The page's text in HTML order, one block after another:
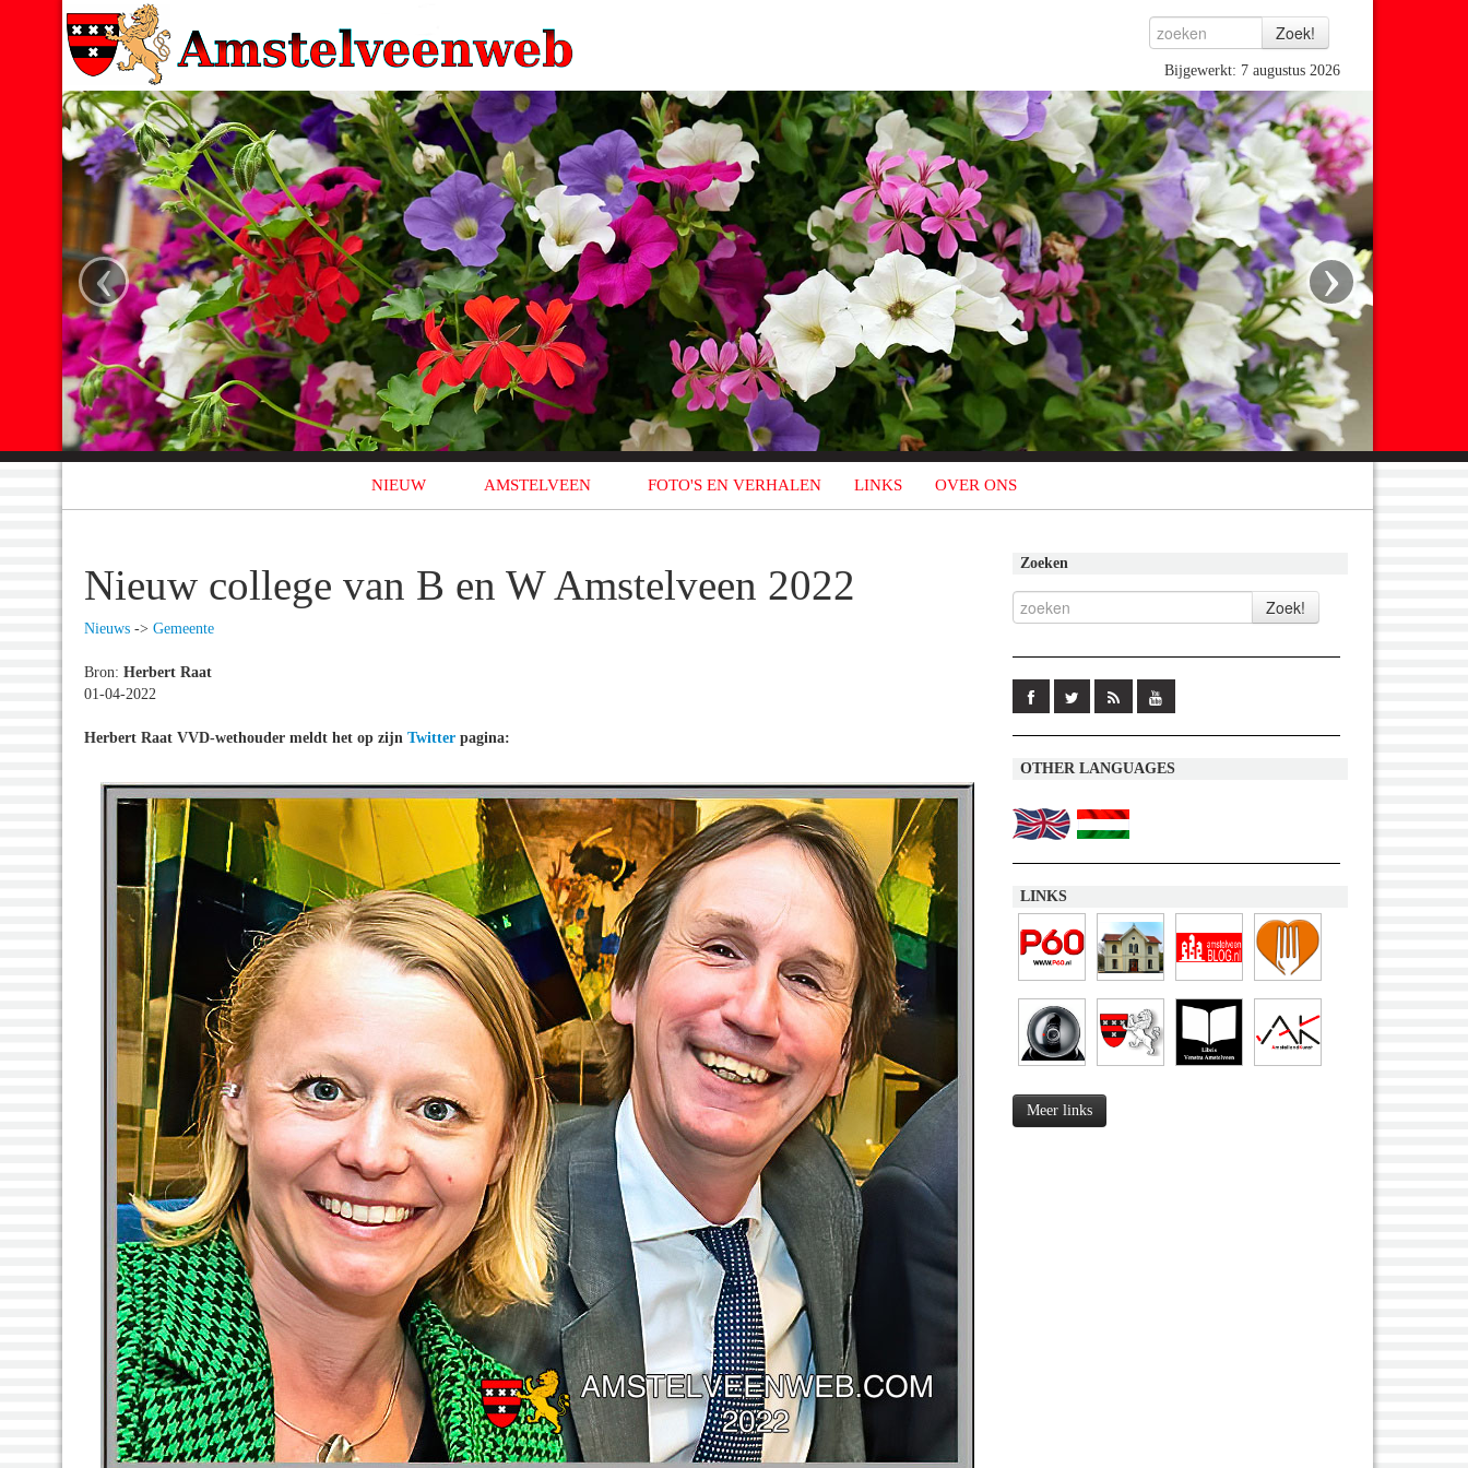
Bijgewerkt: 7 augustus 2026
‹ ›
NIEUW AMSTELVEEN FOTO'S EN VERHALEN LINKS OVER ONS
Nieuw college van B en W Amstelveen 2022
Nieuws -> Gemeente
Bron: Herbert Raat
01-04-2022
Herbert Raat VVD-wethouder meldt het op zijn Twitter pagina:
Zoeken
OTHER LANGUAGES
LINKS
Meer links